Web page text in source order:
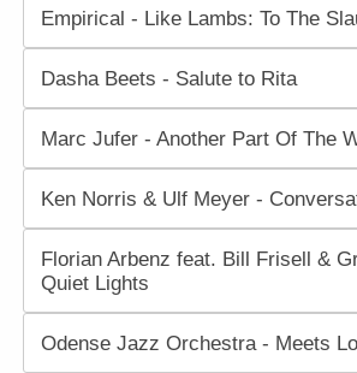
Empirical - Like Lambs: To The
Dasha Beets - Salute to Rita
Marc Jufer - Another Part Of The
Ken Norris & Ulf Meyer -
Florian Arbenz feat. Bill Frisell &
Quiet Lights
Odense Jazz Orchestra - Meets